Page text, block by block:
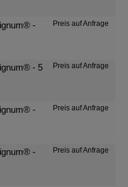
-
Preis auf Anfrage
- 5
Preis auf Anfrage
-
Preis auf Anfrage
-
Preis auf Anfrage